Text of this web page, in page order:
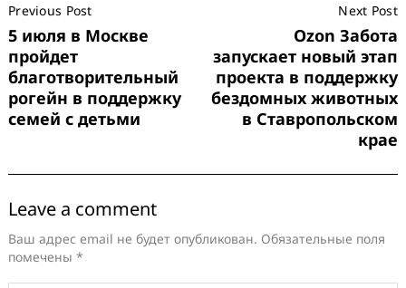
Navigation
Previous Post
5 июля в Москве
пройдет
благотворительный
рогейн в поддержку
семей с детьми
Next Post
Ozon Забота
запускает новый этап
проекта в поддержку
бездомных животных
в Ставропольском
крае
Leave a comment
Ваш адрес email не будет опубликован. Обязательные поля
помечены *